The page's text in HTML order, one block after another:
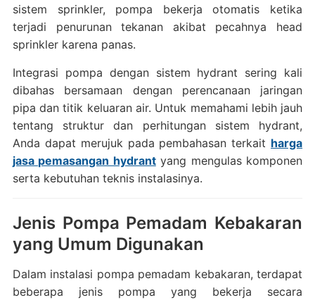
sistem sprinkler, pompa bekerja otomatis ketika
terjadi penurunan tekanan akibat pecahnya head
sprinkler karena panas.
Integrasi pompa dengan sistem hydrant sering kali
dibahas bersamaan dengan perencanaan jaringan
pipa dan titik keluaran air. Untuk memahami lebih jauh
tentang struktur dan perhitungan sistem hydrant,
Anda dapat merujuk pada pembahasan terkait harga
jasa pemasangan hydrantyang mengulas komponen
serta kebutuhan teknis instalasinya.
Jenis Pompa Pemadam Kebakaran
yang Umum Digunakan
Dalam instalasi pompa pemadam kebakaran, terdapat
beberapa jenis pompa yang bekerja secara